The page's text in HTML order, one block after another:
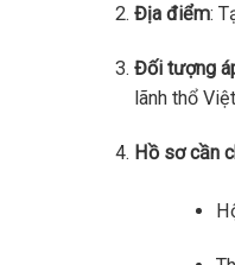
Địa điểm:
Đối tượng
lãnh thổ
Hồ sơ cần